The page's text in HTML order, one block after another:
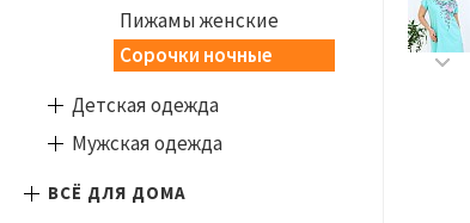
Пижамы женские
Сорочки ночные
Детская одежда
Мужская одежда
ВСЁ ДЛЯ ДОМА